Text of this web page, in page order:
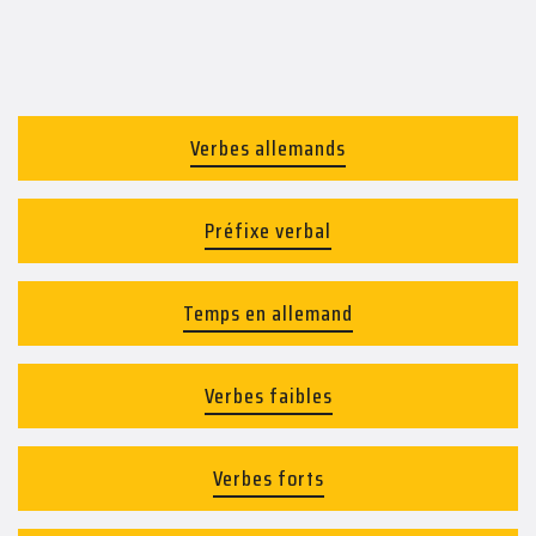
Verbes allemands
Préfixe verbal
Temps en allemand
Verbes faibles
Verbes forts